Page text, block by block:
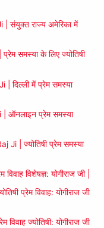
संयुक्त राज्य अमेरिका में
समस्या के लिए ज्योतिषी
दिल्ली में प्रेम समस्या
ऑनलाइन प्रेम समस्या
| ज्योतिषी प्रेम समस्या
विशेषज्ञ: योगीराज जी |
प्रेम विवाह: योगीराज जी
ज्योतिषी: योगीराज जी